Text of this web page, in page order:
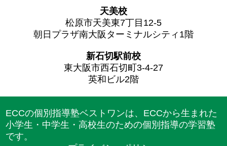
天美校
松原市天美東7丁目12-5
朝日プラザ南大阪ターミナルシティ1階
新石切駅前校
東大阪市西石切町3-4-27
英和ビル2階
ECCの個別指導塾ベストワンは、ECCから生まれた
小学生・中学生・高校生のための個別指導の学習塾
です。